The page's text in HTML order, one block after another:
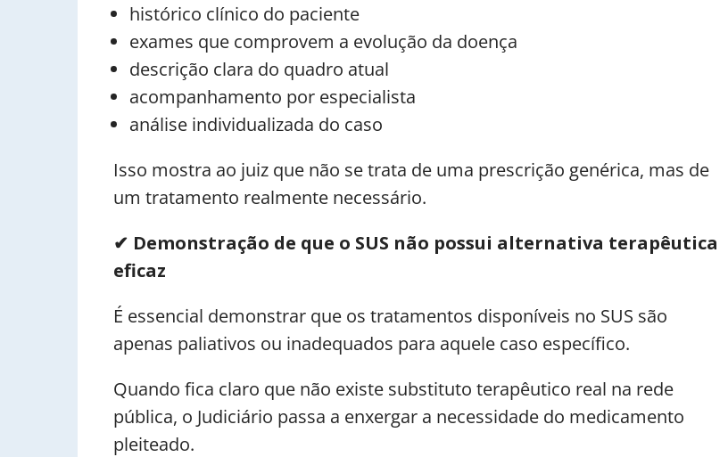
histórico clínico do paciente
exames que comprovem a evolução da doença
descrição clara do quadro atual
acompanhamento por especialista
análise individualizada do caso
Isso mostra ao juiz que não se trata de uma prescrição genérica, mas de
um tratamento realmente necessário.
✔ Demonstração de que o SUS não possui alternativa terapêutica
eficaz
É essencial demonstrar que os tratamentos disponíveis no SUS são
apenas paliativos ou inadequados para aquele caso específico.
Quando fica claro que não existe substituto terapêutico real na rede
pública, o Judiciário passa a enxergar a necessidade do medicamento
pleiteado.